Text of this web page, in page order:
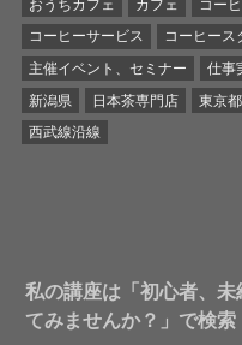
おうちカフェ カフェ コー
コーヒーサービス
コーヒース
主催イベント、セミナー
仕事
新潟県
日本茶専門店 東京都
西武線沿線
私の講座は「初心者、
てみませんか？」で検索